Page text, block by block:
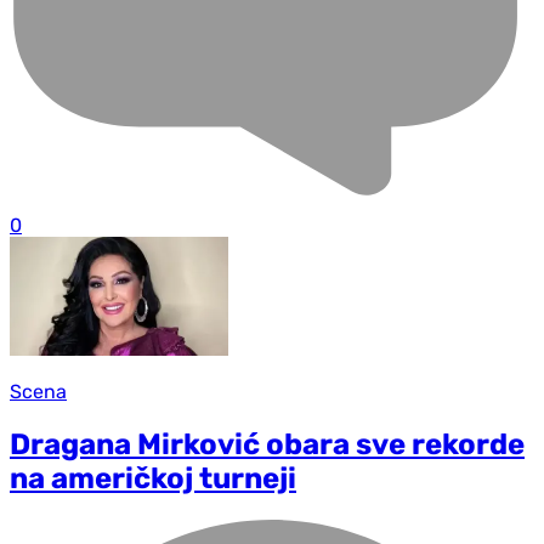
0
Scena
Dragana Mirković obara sve rekorde
na američkoj turneji